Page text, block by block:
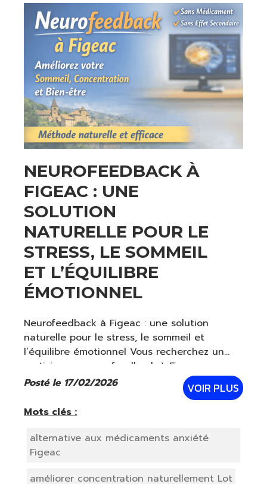
NEUROFEEDBACK À
FIGEAC : UNE
SOLUTION
NATURELLE POUR LE
STRESS, LE SOMMEIL
ET L’ÉQUILIBRE
ÉMOTIONNEL
Neurofeedback à Figeac : une solution
naturelle pour le stress, le sommeil et
l’équilibre émotionnel Vous recherchez un
praticien en neurofeedback à Figeac pour
mieux gérer votre stress, améliorer votre
sommeil ou retrouver une stabilité
émotionnelle
Posté le 17/02/2026 VOIR PLUS
Mots clés :
alternative aux médicaments anxiété
Figeac
améliorer concentration naturellement Lot